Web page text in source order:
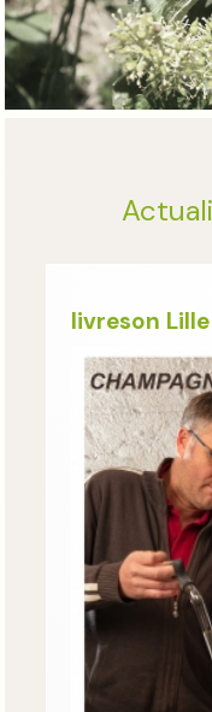
livreson